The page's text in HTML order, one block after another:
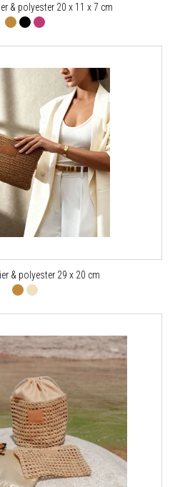
& polyester 20 x 11 x 7 cm
& polyester 29 x 20 cm